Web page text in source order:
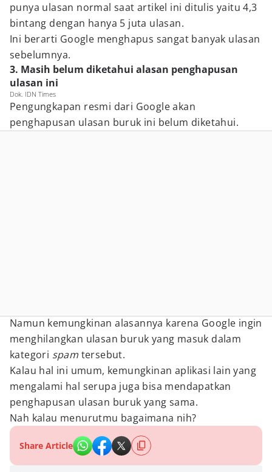
punya ulasan normal saat artikel ini ditulis yaitu 4,3
bintang dengan hanya 5 juta ulasan.
Ini berarti Google menghapus sangat banyak ulasan
sebelumnya.
3. Masih belum diketahui alasan penghapusan
ulasan ini
Dok. IDN Times
Pengungkapan resmi dari Google akan
penghapusan ulasan buruk ini belum diketahui.
Namun kemungkinan alasannya karena Google ingin
menghilangkan ulasan buruk yang masuk dalam
kategori spam tersebut.
Kalau hal ini umum, kemungkinan aplikasi lain yang
mengalami hal serupa juga bisa mendapatkan
penghapusan ulasan buruk yang sama.
Nah kalau menurutmu bagaimana nih?
Share Article